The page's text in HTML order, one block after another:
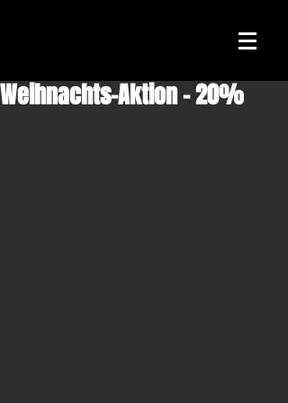
Weihnachts-Aktion - 20%